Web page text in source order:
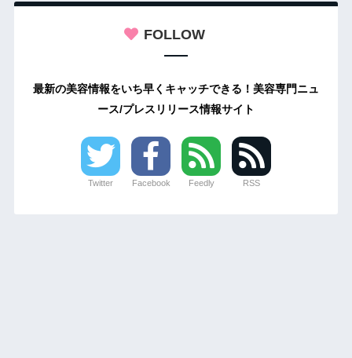
FOLLOW
最新の美容情報をいち早くキャッチできる！美容専門ニュ
ース/プレスリリース情報サイト
Twitter Facebook Feedly RSS